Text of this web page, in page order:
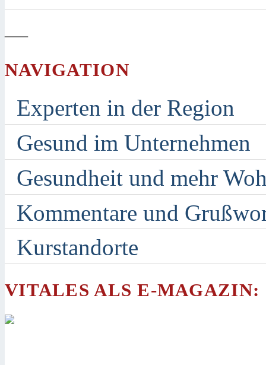
—
NAVIGATION
Experten in der Region
Gesund im Unternehmen
Gesundheit und mehr
Kommentare und
Kurstandorte
VITALES ALS E-MAGAZIN: